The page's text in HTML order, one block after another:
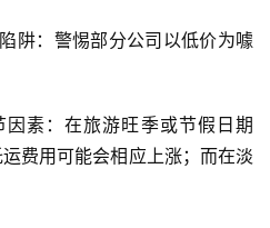
阱：警惕部分公司以低价为噱
素：在旅游旺季或节假日期
费用可能会相应上涨；而在淡